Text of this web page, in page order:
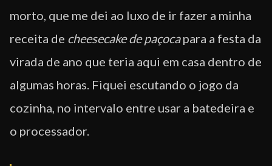
morto, que me dei ao luxo de ir fazer a minha
receita de cheesecake de paçocapara a festa da
virada de ano que teria aqui em casa dentro de
algumas horas. Fiquei escutando o jogo da
cozinha, no intervalo entre usar a batedeira e
o processador.